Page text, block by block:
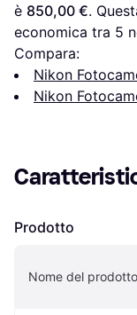
è 850,00 €.
economica tra 5
Compara:
Nikon
Nikon
Prodotto
Nome del prodotto